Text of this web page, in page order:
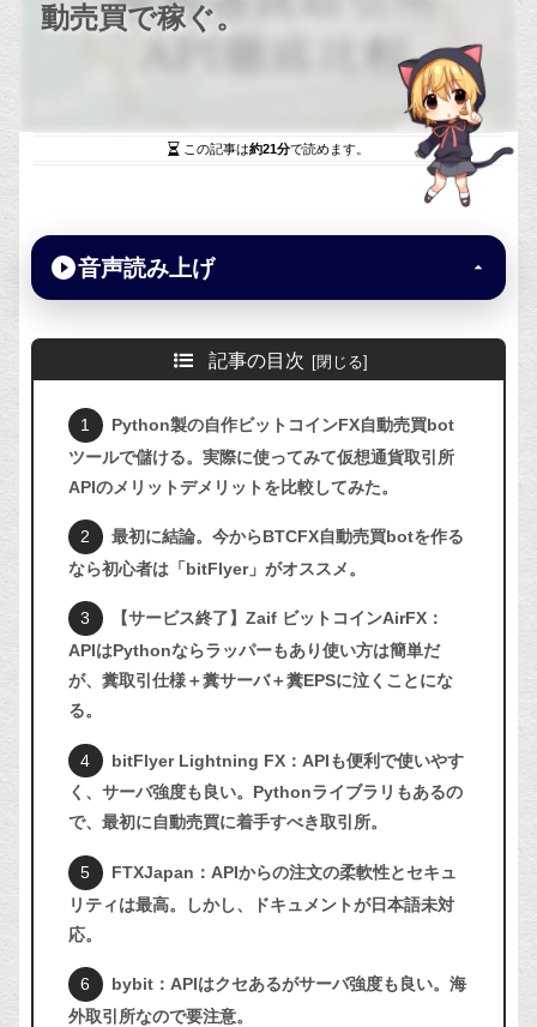
動売買で稼ぐ。
この記事は約21分で読めます。
音声読み上げ
記事の目次
Python製の自作ビットコインFX自動売買bot
ツールで儲ける。実際に使ってみて仮想通貨取引所
APIのメリットデメリットを比較してみた。
最初に結論。今からBTCFX自動売買botを作る
なら初心者は「bitFlyer」がオススメ。
【サービス終了】Zaif ビットコインAirFX：
APIはPythonならラッパーもあり使い方は簡単だ
が、糞取引仕様＋糞サーバ＋糞EPSに泣くことにな
る。
bitFlyer Lightning FX：APIも便利で使いやす
く、サーバ強度も良い。Pythonライブラリもあるの
で、最初に自動売買に着手すべき取引所。
FTXJapan：APIからの注文の柔軟性とセキュ
リティは最高。しかし、ドキュメントが日本語未対
応。
bybit：APIはクセあるがサーバ強度も良い。海
外取引所なので要注意。